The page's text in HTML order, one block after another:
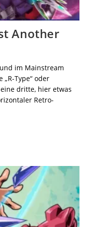
Another
im Mainstream
Type“ oder
eine dritte, hier etwas
Retro-